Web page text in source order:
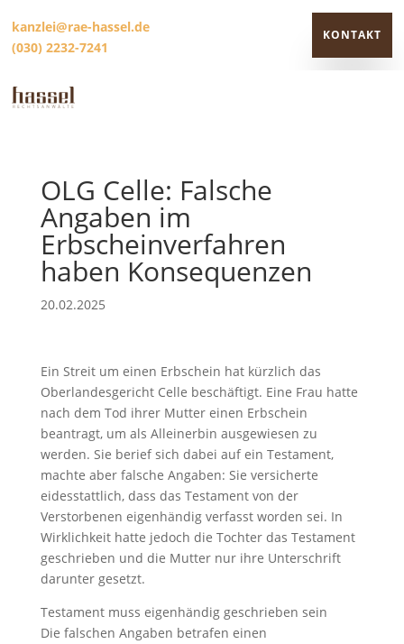
kanzlei@rae-hassel.de
(030) 2232-7241
KONTAKT
OLG Celle: Falsche
Angaben im
Erbscheinverfahren
haben Konsequenzen
20.02.2025
Ein Streit um einen Erbschein hat kürzlich das
Oberlandesgericht Celle beschäftigt. Eine Frau hatte
nach dem Tod ihrer Mutter einen Erbschein
beantragt, um als Alleinerbin ausgewiesen zu
werden. Sie berief sich dabei auf ein Testament,
machte aber falsche Angaben: Sie versicherte
eidesstattlich, dass das Testament von der
Verstorbenen eigenhändig verfasst worden sei. In
Wirklichkeit hatte jedoch die Tochter das Testament
geschrieben und die Mutter nur ihre Unterschrift
darunter gesetzt.
Testament muss eigenhändig geschrieben sein
Die falschen Angaben betrafen einen